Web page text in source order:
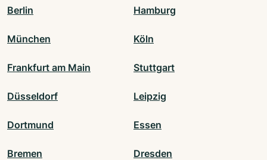
Berlin Hamburg
München Köln
Frankfurt am Main Stuttgart
Düsseldorf Leipzig
Dortmund Essen
Bremen Dresden